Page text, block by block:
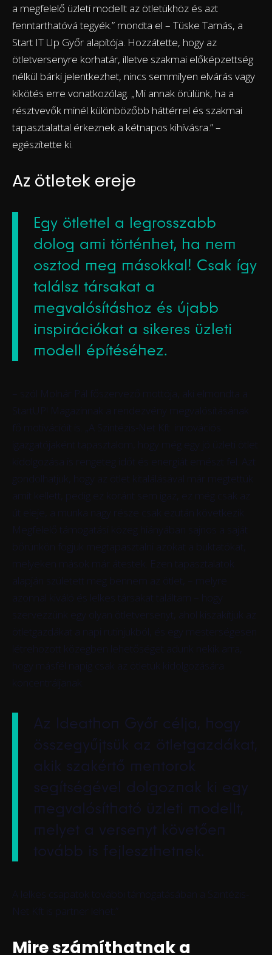
a megfelelő üzleti modellt az ötletükhöz és azt
fenntarthatóvá tegyék.” mondta el – Tüske Tamás, a
Start IT Up Győr alapítója. Hozzátette, hogy az
ötletversenyre korhatár, illetve szakmai előképzettség
nélkül bárki jelentkezhet, nincs semmilyen elvárás vagy
kikötés erre vonatkozólag. „Mi annak örülünk, ha a
résztvevők minél különbözőbb háttérrel és szakmai
tapasztalattal érkeznek a kétnapos kihívásra.” –
egészítette ki.
Az ötletek ereje
Egy ötlettel a legrosszabb
dolog ami történhet, ha nem
osztod meg másokkal! Csak így
találsz társakat a
megvalósításhoz és újabb
inspirációkat a sikeres üzleti
modell építéséhez.
– szól Molnár Pál főszervező mottója, aki elmondta a
StartUP! Magazinnak a rendezvény megvalósításának
fő motivációit is. „A Szintézis-Net Kft. innovációs
igazgatójaként tapasztalom, hogy még egy jó üzleti ötlet
kidolgozása is rengeteg időt és energiát emészt fel. Azt
gondolhatjuk, hogy az ötlet kitalálásával már megtettük
amit kellett, pedig ez koránt sem igaz, ez még csak az
út eleje, a munka nagy része csak ezután következik.
Megfelelő támogatási közeg hiányában sajnos a saját
bőrünkön fogjuk megtapasztalni azokat a buktatókat,
melyeken mások már átestek. Ezen tapasztalatok
alapján született meg bennem az ötlet, – melyre
azonnal kiváló és lelkes társakat találtam – hogy
szervezzünk egy olyan ötletversenyt, ahol kiszakítjuk az
ötletgazdákat a napi rutinjukból, és egy mesterségesen
létrehozott közegben lehetőséget adunk nekik arra,
hogy másfél napig csak az ötletük kidolgozására
koncentráljanak.
Az Ideathon Győr célja, hogy
összegyűjtsük az ötletgazdákat,
akik szakértő mentorok
segítségével dolgoznak ki egy
megvalósítható üzleti modellt,
melyet a versenyt követően
tovább is fejleszthetnek.
A lelkes csapatok további támogatásában a Szintézis-
Net Kft is partner lehet.”
Mire számíthatnak a